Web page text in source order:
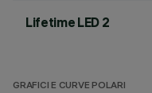
Lifetime LED 2
GRAFICI E CURVE POLARI